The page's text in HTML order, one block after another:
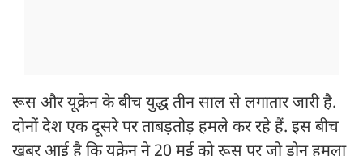
रूस और यूक्रेन के बीच युद्ध तीन साल से लगातार जारी है.
दोनों देश एक दूसरे पर ताबड़तोड़ हमले कर रहे हैं. इस बीच